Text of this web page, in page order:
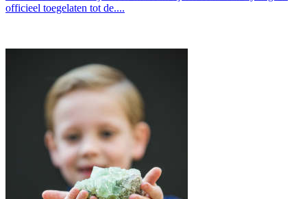
officieel toegelaten tot de....